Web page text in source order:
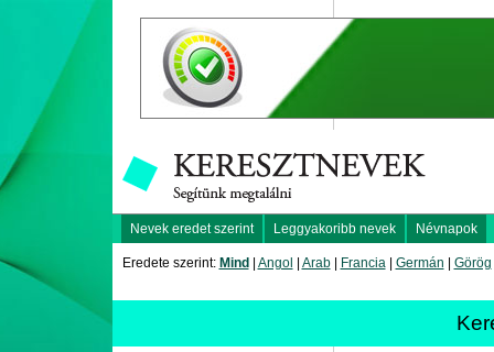
Nevek eredet szerint Leggyakoribb nevek Névnapok
Eredete szerint: Mind Angol Arab| Francia| Germán Görög